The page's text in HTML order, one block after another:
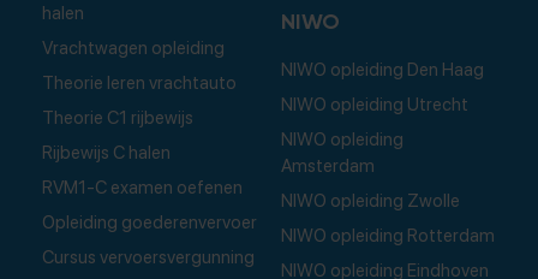
halen
Vrachtwagen opleiding
Theorie leren vrachtauto
Theorie C1 rijbewijs
Rijbewijs C halen
RVM1-C examen oefenen
Opleiding goederenvervoer
Cursus vervoersvergunning
NIWO
NIWO opleiding Den Haag
NIWO opleiding Utrecht
NIWO opleiding
Amsterdam
NIWO opleiding Zwolle
NIWO opleiding Rotterdam
NIWO opleiding Eindhoven